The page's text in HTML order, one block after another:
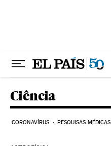
Ciência
CORONAVÍRUS PESQUISAS MÉDICAS